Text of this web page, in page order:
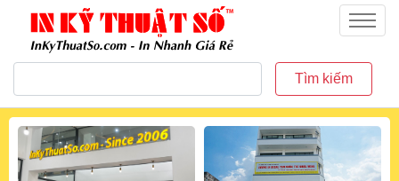
inkythuatso.com
Menu
Tìm kiếm